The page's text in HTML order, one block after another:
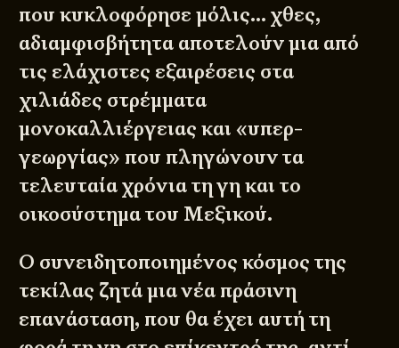
που κυκλοφόρησε μόλις… χθες,
αδιαμφισβήτητα αποτελούν μια από
τις ελάχιστες εξαιρέσεις στα
χιλιάδες στρέμματα
μονοκαλλιέργειας και «υπερ-
γεωργίας» που πληγώνουν τα
τελευταία χρόνια τη γη και το
οικοσύστημα του Μεξικού.
Ο συνειδητοποιημένος κόσμος της
τεκίλας ζητά μια νέα πράσινη
επανάσταση, που θα έχει αυτή τη